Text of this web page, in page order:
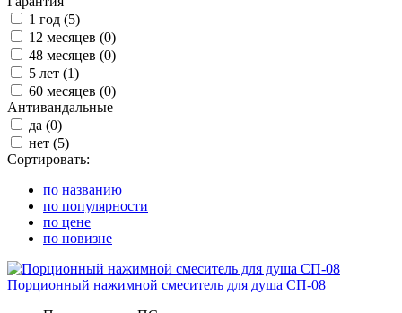
1 год (5)
12 месяцев (0)
48 месяцев (0)
5 лет (1)
60 месяцев (0)
Антивандальные
да (0)
нет (5)
Сортировать:
по названию
по популярности
по цене
по новизне
Порционный нажимной смеситель для душа СП-08